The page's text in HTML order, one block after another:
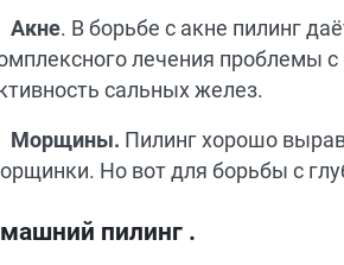
Акне. В борьбе с акне пилинг
лечения проблемы
сальных желез.
Морщины. Пилинг хорошо
Но вот для борьбы с
пилинг .